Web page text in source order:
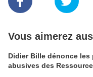
Vous aimerez
Didier Bille dénonce les
abusives des